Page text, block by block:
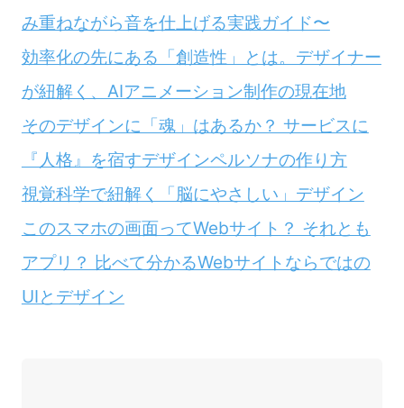
み重ねながら音を仕上げる実践ガイド〜
効率化の先にある「創造性」とは。デザイナー
が紐解く、AIアニメーション制作の現在地
そのデザインに「魂」はあるか？ サービスに
『人格』を宿すデザインペルソナの作り方
視覚科学で紐解く「脳にやさしい」デザイン
このスマホの画面ってWebサイト？ それとも
アプリ？ 比べて分かるWebサイトならではの
UIとデザイン